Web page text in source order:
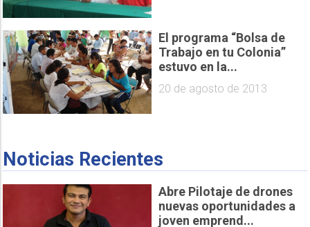
El programa “Bolsa de
Trabajo en tu Colonia”
estuvo en la...
20 de agosto de 2013
Noticias Recientes
Abre Pilotaje de drones
nuevas oportunidades a
joven emprend...